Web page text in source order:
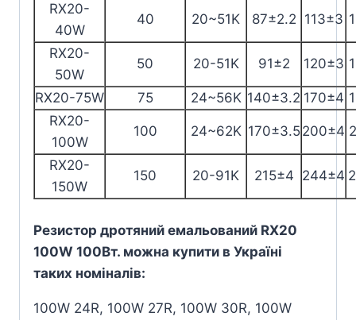
RX20-
40W
40 20~51K 87±2.2 113±3
RX20-
50W
50 20-51K 91±2 120±3
RX20-75W 75 24~56K 140±3.2 170±4
RX20-
100W
100 24~62K 170±3.5200±4
RX20-
150W
150 20-91K 215±4 244±4
Резистор дротяний емальований RX20
100W 100Вт. можна купити в Україні
таких номіналів:
100W 24R, 100W 27R, 100W 30R, 100W